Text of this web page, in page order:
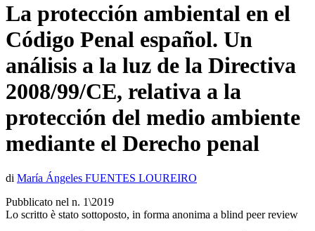
La protección ambiental en el
Código Penal español. Un
análisis a la luz de la Directiva
2008/99/CE, relativa a la
protección del medio ambiente
mediante el Derecho penal
di María Ángeles FUENTES LOUREIRO
Pubblicato nel n. 1\2019
Lo scritto è stato sottoposto, in forma anonima a blind peer review